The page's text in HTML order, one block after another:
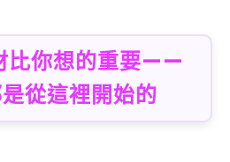
比你想的重要——
從這裡開始的